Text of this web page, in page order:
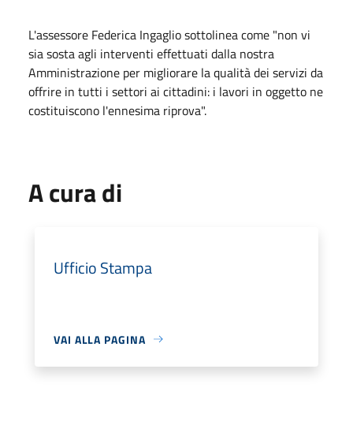
L'assessore Federica Ingaglio sottolinea come "non vi
sia sosta agli interventi effettuati dalla nostra
Amministrazione per migliorare la qualità dei servizi da
offrire in tutti i settori ai cittadini: i lavori in oggetto ne
costituiscono l'ennesima riprova".
A cura di
Ufficio Stampa
VAI ALLA PAGINA